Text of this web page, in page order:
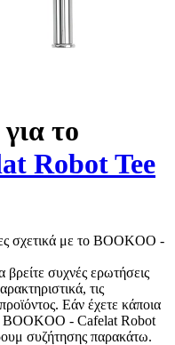
το
Robot Tee
σχετικά με το BOOKOO -
βρείτε συχνές ερωτήσεις
τις
Εάν έχετε κάποια
BOOKOO - Cafelat Robot
συζήτησης παρακάτω.